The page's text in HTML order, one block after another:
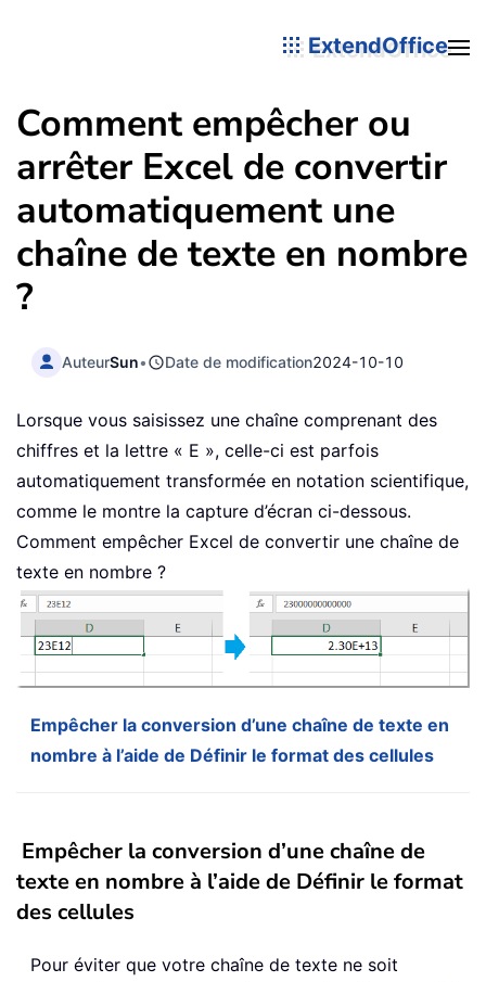
ExtendOffice
Comment empêcher ou
arrêter Excel de convertir
automatiquement une
chaîne de texte en nombre
?
AuteurSun• Date de modification2024-10-10
Lorsque vous saisissez une chaîne comprenant des
chiffres et la lettre « E », celle-ci est parfois
automatiquement transformée en notation scientifique,
comme le montre la capture d’écran ci-dessous.
Comment empêcher Excel de convertir une chaîne de
texte en nombre ?
Empêcher la conversion d’une chaîne de texte en
nombre à l’aide de Définir le format des cellules
Empêcher la conversion d’une chaîne de
texte en nombre à l’aide de Définir le format
des cellules
Pour éviter que votre chaîne de texte ne soit